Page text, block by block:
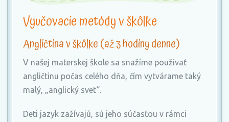
Vyučovacie metódy v škôlke
Angličtina v škôlke (až 3 hodiny denne)
V našej materskej škole sa snažíme používať
angličtinu počas celého dňa, čím vytvárame taký
malý, „anglický svet“.
Deti jazyk zažívajú, sú jeho súčasťou v rámci